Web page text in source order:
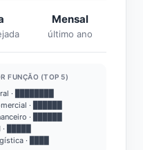
Mensal
último ano
FUNÇÃO (TOP 5)
· ████████
· ██████
· ██████
· █████
· ████